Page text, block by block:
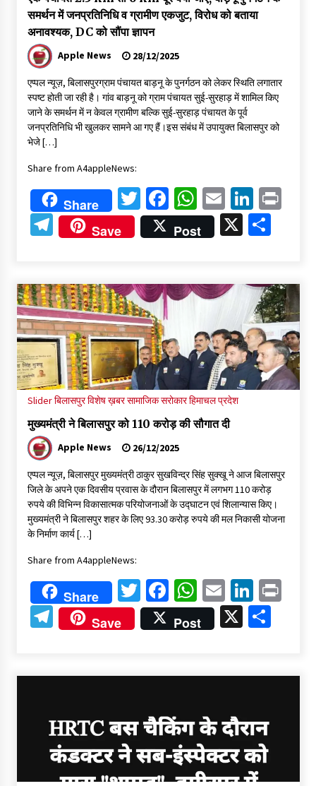
समर्थन में जनप्रतिनिधि व ग्रामीण एकजुट, विरोध को बताया
अनावश्यक, DC को सौंपा ज्ञापन
Apple News 28/12/2025
एप्पल न्यूज़, बिलासपुरग्राम पंचायत बाड़नू के पुनर्गठन को लेकर स्थिति लगातार
स्पष्ट होती जा रही है। गांव बाड़नू को ग्राम पंचायत सुई-सुरहाड़ में शामिल किए
जाने के समर्थन में न केवल ग्रामीण बल्कि सुई-सुरहाड़ पंचायत के पूर्व
जनप्रतिनिधि भी खुलकर सामने आ गए हैं।इस संबंध में उपायुक्त बिलासपुर को
भेजे […]
Share from A4appleNews:
Share Twitter
Facebook
WhatsApp
Email
Telegram
Save Post X
Sliderबिलासपुरविशेष ख़बरसामाजिक सरोकारहिमाचल प्रदेश
मुख्यमंत्री ने बिलासपुर को 110 करोड़ की सौगात दी
Apple News 26/12/2025
एप्पल न्यूज़, बिलासपुर मुख्यमंत्री ठाकुर सुखविन्द्र सिंह सुक्खू ने आज बिलासपुर
जिले के अपने एक दिवसीय प्रवास के दौरान बिलासपुर में लगभग 110 करोड़
रुपये की विभिन्न विकासात्मक परियोजनाओं के उद्घाटन एवं शिलान्यास किए।
मुख्यमंत्री ने बिलासपुर शहर के लिए 93.30 करोड़ रुपये की मल निकासी योजना
के निर्माण कार्य […]
Share from A4appleNews:
Share Twitter
Facebook
WhatsApp
Email
Telegram
Save Post X